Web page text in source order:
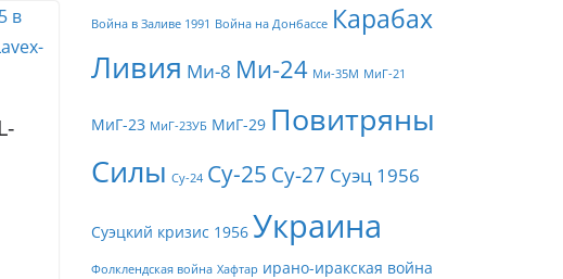
Война в Заливе 1991 Война на Донбассе Карабах
Ливия Ми-8 Ми-24 Ми-35М МиГ-21
МиГ-23 МиГ-23УБ МиГ-29 Повитряны
Силы Су-24 Су-25 Су-27 Суэц 1956
Суэцкий кризис 1956 Украина
Фолклендская война Хафтар ирано-иракская война